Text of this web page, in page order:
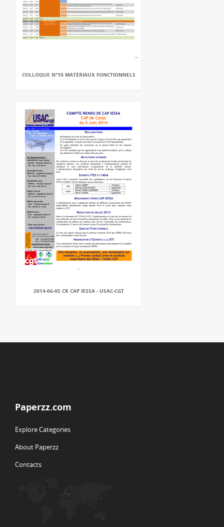
COLLOQUE N°10 MATÉRIAUX FONCTIONNELS
2014-06-05 CR CAP IESSA - USAC-CGT
Paperzz.com
Explore Categories
About Paperzz
Contacts